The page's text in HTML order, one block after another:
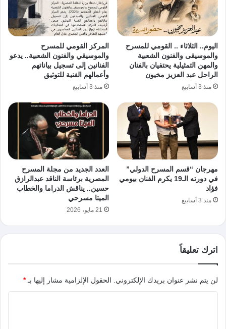
اليوم.. الثلاثاء .. القومي للمسرح
والموسيقى والفنون الشعبية
والمهن التمثيلية يحتفيان بالفنان
الراحل عبد العزيز مخيون
منذ 3 أسابيع
المركز القومي للمسرح
والموسيقي والفنون الشعبية.. يدعو
الفنانين إلى تسجيل بياناتهم
وأعمالهم الفنية للتوثيق
منذ 3 أسابيع
مهرجان “قسم المسرح الدولي”
في دورته الـ19 يكرم الفنان بيومي
فؤاد
منذ 3 أسابيع
العدد الجديد من مجلة المسرح
المصرية برئاسة الناقد عبدالرازق
حسين.. يناقش الدراما والخطاب
الميتا مسرحي
21 مايو، 2026
اترك تعليقاً
لن يتم نشر عنوان بريدك الإلكتروني. الحقول الإلزامية مشار إليها بـ*